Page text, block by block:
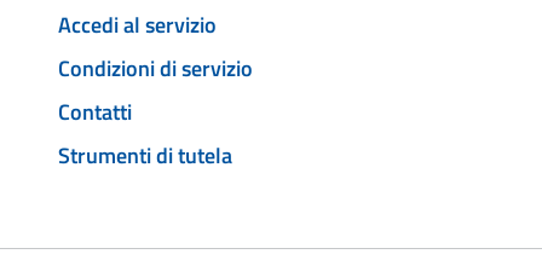
Accedi al servizio
Condizioni di servizio
Contatti
Strumenti di tutela